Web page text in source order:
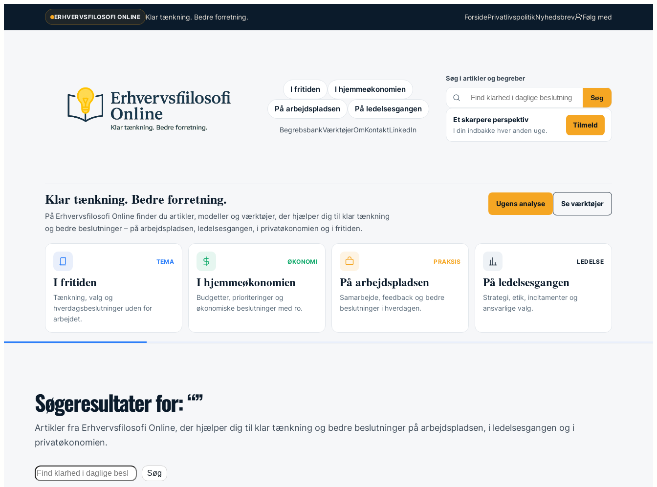
ERHVERVSFILOSOFI ONLINE Klar tænkning. Bedre forretning. ForsidePrivatlivspolitikNyhedsbrev Følg med
I fritiden I hjemmeøkonomien
På arbejdspladsen På ledelsesgangen
BegrebsbankVærktøjerOmKontaktLinkedIn
Søg i artikler og begreber
Søg
Et skarpere perspektiv
I din indbakke hver anden uge.
Tilmeld
Klar tænkning. Bedre forretning.
På Erhvervsfilosofi Online finder du artikler, modeller og værktøjer, der hjælper dig til klar tænkning
og bedre beslutninger – på arbejdspladsen, ledelsesgangen, i privatøkonomien og i fritiden.
Ugens analyse Se værktøjer
TEMA
I fritiden
Tænkning, valg og
hverdagsbeslutninger uden for
arbejdet.
ØKONOMI
I hjemmeøkonomien
Budgetter, prioriteringer og
økonomiske beslutninger med ro.
PRAKSIS
På arbejdspladsen
Samarbejde, feedback og bedre
beslutninger i hverdagen.
LEDELSE
På ledelsesgangen
Strategi, etik, incitamenter og
ansvarlige valg.
Søgeresultater for: “”
Artikler fra Erhvervsfilosofi Online, der hjælper dig til klar tænkning og bedre beslutninger på arbejdspladsen, i ledelsesgangen og i
privatøkonomien.
Søg Søg